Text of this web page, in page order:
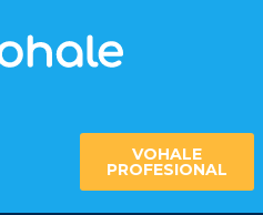
VOHALE
PROFESIONAL